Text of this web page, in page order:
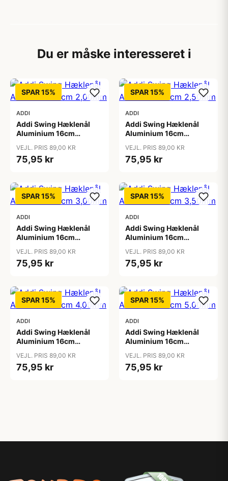
Du er måske interesseret i
SPAR 15%
ADDI
Addi Swing Hæklenål
Aluminium 16cm
VEJL. PRIS 89,00 KR
75,95 kr
SPAR 15%
ADDI
Addi Swing Hæklenål
Aluminium 16cm
VEJL. PRIS 89,00 KR
75,95 kr
SPAR 15%
ADDI
Addi Swing Hæklenål
Aluminium 16cm
VEJL. PRIS 89,00 KR
75,95 kr
SPAR 15%
ADDI
Addi Swing Hæklenål
Aluminium 16cm
VEJL. PRIS 89,00 KR
75,95 kr
SPAR 15%
ADDI
Addi Swing Hæklenål
Aluminium 16cm
VEJL. PRIS 89,00 KR
75,95 kr
SPAR 15%
ADDI
Addi Swing Hæklenål
Aluminium 16cm
VEJL. PRIS 89,00 KR
75,95 kr